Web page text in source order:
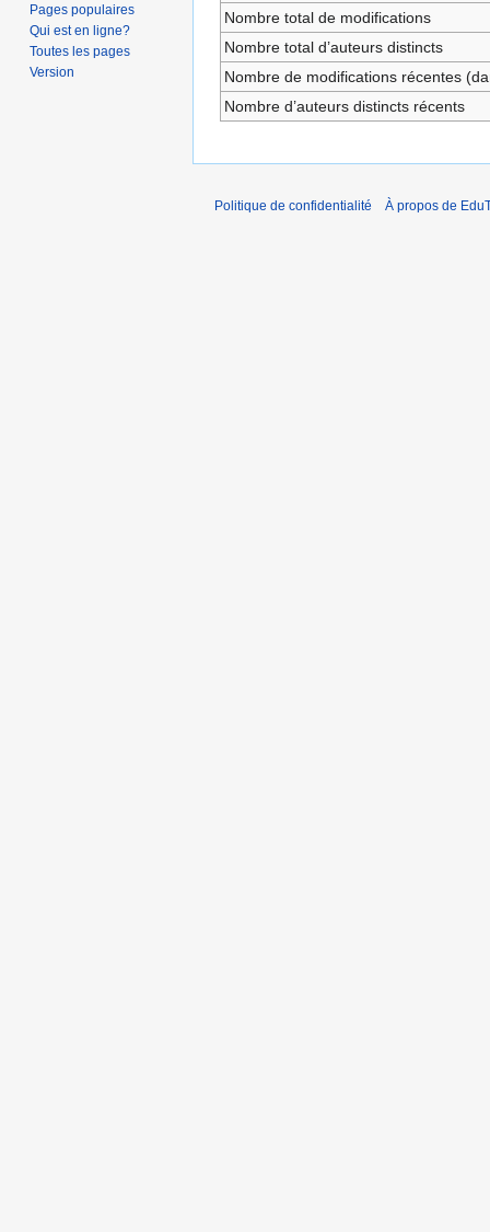
Nombre total de modifications
Nombre total d’auteurs distincts
Nombre de modifications récentes
Nombre d’auteurs distincts récents
Pages populaires
Qui est en ligne?
Toutes les pages
Version
Politique de confidentialité À propos de